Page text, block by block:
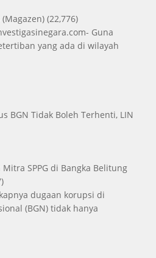
(Magazen) (22,776)
Guna
yang ada di wilayah
BGN Tidak Boleh Terhenti, LIN
SPPG di Bangka Belitung
dugaan korupsi di
(BGN) tidak hanya